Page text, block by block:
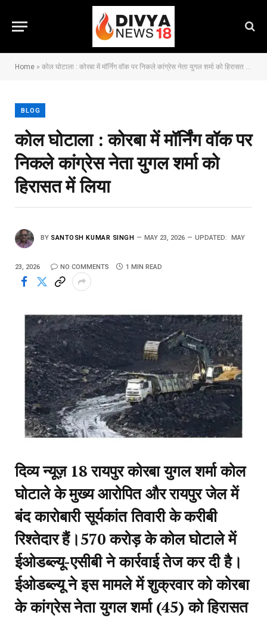
Home » कोल घोटाला : कोरबा में मॉर्निंग वॉक पर निकले कांग्रेस नेता युगल शर्मा को हिरासत में लिया
BLOG
कोल घोटाला : कोरबा में मॉर्निंग वॉक पर
निकले कांग्रेस नेता युगल शर्मा को
हिरासत में लिया
BY SANTOSH KUMAR SINGH MAY 23, 2026 UPDATED: MAY
23, 2026 NO COMMENTS 1 MIN READ
दिव्य न्यूज़ 18 रायपुर कोरबा युगल शर्मा कोल
घोटाले के मुख्य आरोपित और रायपुर जेल में
बंद कारोबारी सूर्यकांत तिवारी के करीबी
रिश्तेदार हैं।570 करोड़ के कोल घोटाले में
ईओडब्ल्यू-एसीबी ने कार्रवाई तेज कर दी है।
ईओडब्ल्यू ने इस मामले में शुक्रवार को कोरबा
के कांग्रेस नेता युगल शर्मा (45) को हिरासत